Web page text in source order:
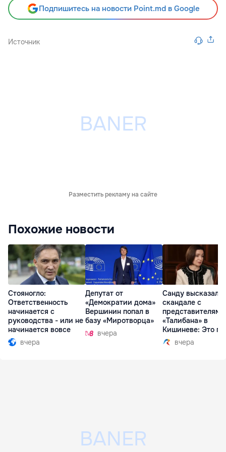
Подпишитесь на новости Point.md в Google
Источник
Разместить рекламу на сайте
Похожие новости
Стояногло:
Ответственность
начинается с
руководства - или не
начинается вовсе
вчера
Депутат от
«Демократии дома»
Вершинин попал в
базу «Миротворца»
вчера
Санду
скандале с
представителями
«Талибана» в
Кишиневе: Это
вчера